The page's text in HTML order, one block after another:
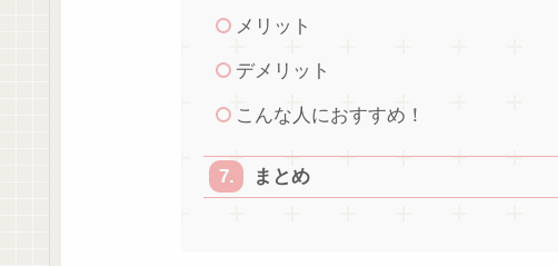
メリット
デメリット
こんな人におすすめ！
まとめ